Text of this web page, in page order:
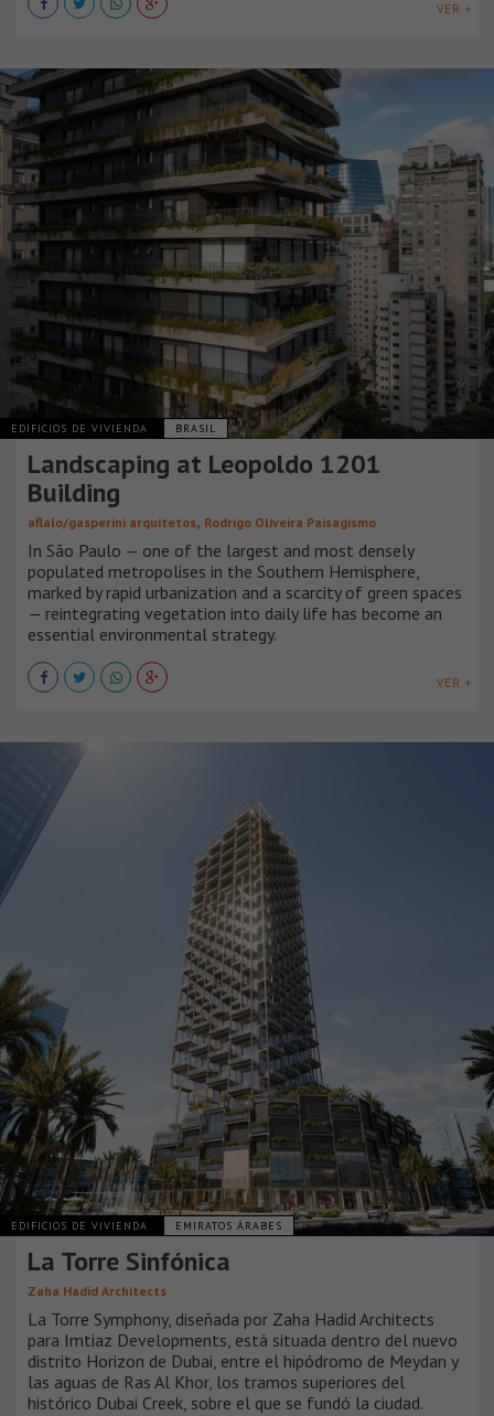
VER +
EDIFICIOS DE VIVIENDA BRASIL
Landscaping at Leopoldo 1201
Building
aflalo/gasperini arquitetos, Rodrigo Oliveira Paisagismo
In São Paulo — one of the largest and most densely
populated metropolises in the Southern Hemisphere,
marked by rapid urbanization and a scarcity of green spaces
— reintegrating vegetation into daily life has become an
essential environmental strategy.
VER +
EDIFICIOS DE VIVIENDA EMIRATOS ÁRABES
La Torre Sinfónica
Zaha Hadid Architects
La Torre Symphony, diseñada por Zaha Hadid Architects
para Imtiaz Developments, está situada dentro del nuevo
distrito Horizon de Dubai, entre el hipódromo de Meydan y
las aguas de Ras Al Khor, los tramos superiores del
histórico Dubai Creek, sobre el que se fundó la ciudad.